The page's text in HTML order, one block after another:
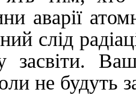
аварії
слід
засвіти.
не будуть